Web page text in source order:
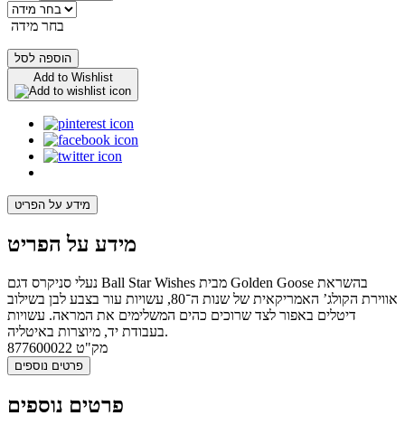
בחר מידה
הוספה לסל
Add to Wishlist
מידע על הפריט
מידע על הפריט
נעלי סניקרס דגם Ball Star Wishes מבית Golden Goose בהשראת
אווירת הקולג’ האמריקאית של שנות ה־80, עשויות עור בצבע לבן בשילוב
דיטלים באפור לצד שרוכים כהים המשלימים את המראה. עשויות
בעבודת יד, מיוצרות באיטליה.
מק"ט 877600022
פרטים נוספים
פרטים נוספים